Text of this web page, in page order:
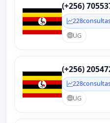
(+256)
228
UG
(+256)
228
UG